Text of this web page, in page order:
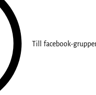
Till facebook-